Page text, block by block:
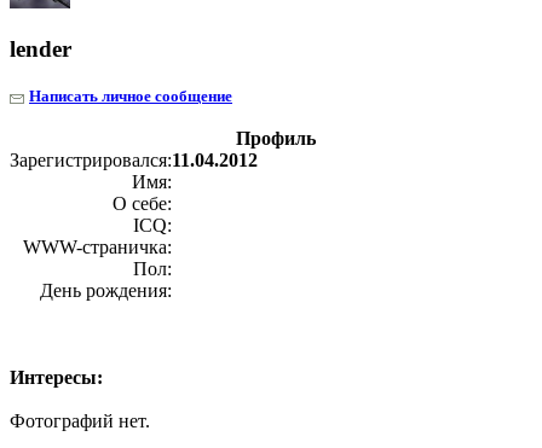
lender
Написать личное сообщение
Профиль
Зарегистрировался:11.04.2012
Имя:
О себе:
ICQ:
WWW-страничка:
Пол:
День рождения:
Интересы:
Фотографий нет.